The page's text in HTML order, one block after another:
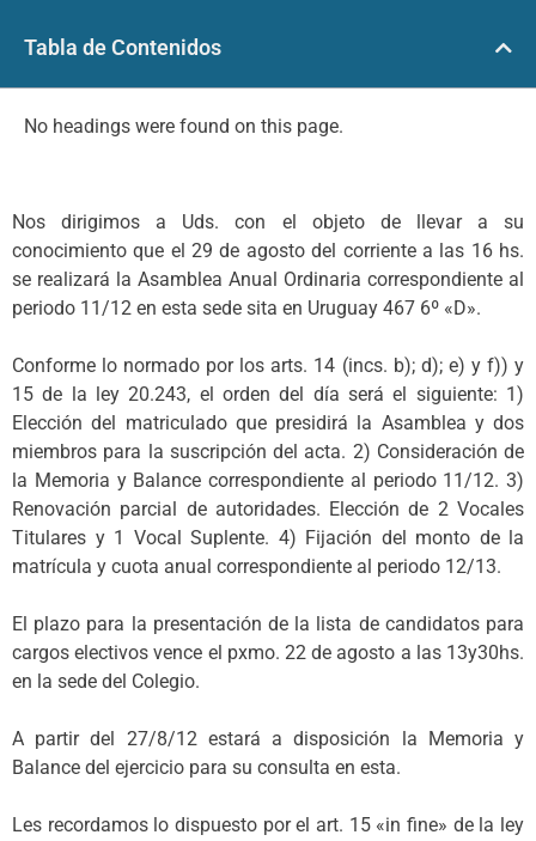
Tabla de Contenidos
No headings were found on this page.
Nos dirigimos a Uds. con el objeto de llevar a su
conocimiento que el 29 de agosto del corriente a las 16 hs.
se realizará la Asamblea Anual Ordinaria correspondiente al
periodo 11/12 en esta sede sita en Uruguay 467 6º «D».
Conforme lo normado por los arts. 14 (incs. b); d); e) y f)) y
15 de la ley 20.243, el orden del día será el siguiente: 1)
Elección del matriculado que presidirá la Asamblea y dos
miembros para la suscripción del acta. 2) Consideración de
la Memoria y Balance correspondiente al periodo 11/12. 3)
Renovación parcial de autoridades. Elección de 2 Vocales
Titulares y 1 Vocal Suplente. 4) Fijación del monto de la
matrícula y cuota anual correspondiente al periodo 12/13.
El plazo para la presentación de la lista de candidatos para
cargos electivos vence el pxmo. 22 de agosto a las 13y30hs.
en la sede del Colegio.
A partir del 27/8/12 estará a disposición la Memoria y
Balance del ejercicio para su consulta en esta.
Les recordamos lo dispuesto por el art. 15 «in fine» de la ley